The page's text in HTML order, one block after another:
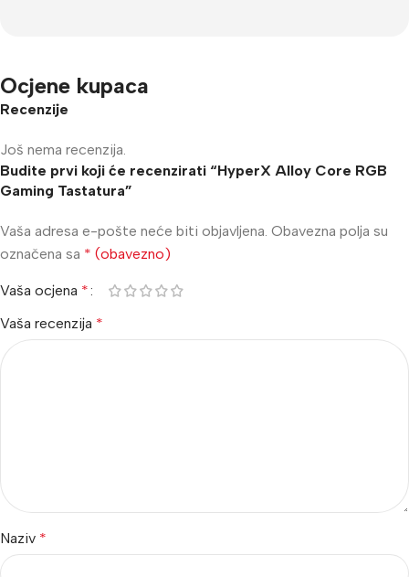
Ocjene kupaca
Recenzije
Još nema recenzija.
Budite prvi koji će recenzirati “HyperX Alloy Core RGB
Gaming Tastatura”
Vaša adresa e-pošte neće biti objavljena. Obavezna polja su
označena sa * (obavezno)
Vaša ocjena *
Vaša recenzija *
Naziv *